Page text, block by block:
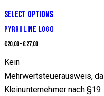
können
der
Produktseite
SELECT OPTIONS
PYRROLINE LOGO
€20,00–€27,00
Kein
Mehrwertsteuerausweis, da
Kleinunternehmer nach §19